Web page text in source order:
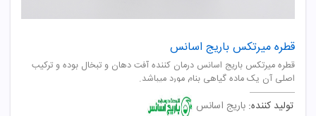
قطره میرتکس باریج اسانس
قطره ميرتکس باريج اسانس درمان کننده آفت دهان و تبخال بوده و ترکیب
اصلی آن یک ماده گیاهی بنام مورد میباشد.
تولید کننده: باریج اسانس